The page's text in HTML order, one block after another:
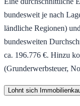
bundesweit je nach
ländliche Regionen)
bundesweiten
ca. 196.776 €. Hinzu
(Grunderwerbsteuer,
Lohnt sich